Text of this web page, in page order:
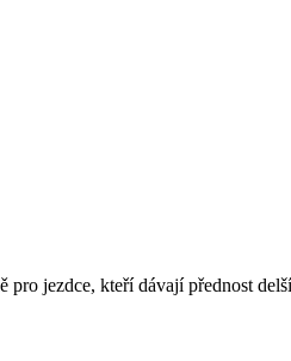
jezdce, kteří dávají přednost